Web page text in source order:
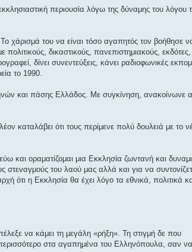
περιουσία λόγω της δύναμης του λόγου
χάρισμά του να είναι τόσο αγαπητός τον βοήθησε
δικαστικούς, πανεπιστημιακούς, εκδότες,
δίνει συνεντεύξεις, κάνει ραδιοφωνικές
το 1990.
και πάσης Ελλάδος. Με συγκίνηση, ανακοίνωνε
καταλάβει ότι τους περίμενε πολύ δουλειά με το
και οραματίζομαι μια Εκκλησία ζωντανή και
του λαού μας αλλά και για να
ότι η Εκκλησία θα έχει λόγο τα εθνικά, πολιτικά
να κάμει τη μεγάλη «ρήξη». Τη στιγμή δε που
στα αγαπημένα του Ελληνόπουλα, σαν να